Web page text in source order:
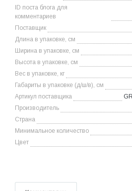
ID поста блога для
комментариев
Поставщик
Длина в упаковке, см
Ширина в упаковке, см
Высота в упаковке, см
Вес в упаковке, кг
Габариты в упаковке (д/ш/в), см
Артикул поставщика
Производитель
Страна
Минимальное количество
Цвет